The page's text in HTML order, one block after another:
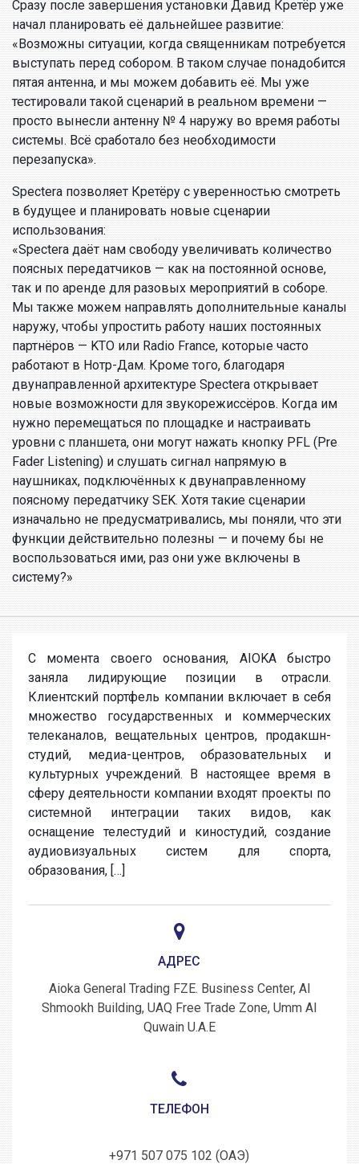
Сразу после завершения установки Давид Кретёр уже
начал планировать её дальнейшее развитие:
«Возможны ситуации, когда священникам потребуется
выступать перед собором. В таком случае понадобится
пятая антенна, и мы можем добавить её. Мы уже
тестировали такой сценарий в реальном времени —
просто вынесли антенну № 4 наружу во время работы
системы. Всё сработало без необходимости
перезапуска».
Spectera позволяет Кретёру с уверенностью смотреть
в будущее и планировать новые сценарии
использования:
«Spectera даёт нам свободу увеличивать количество
поясных передатчиков — как на постоянной основе,
так и по аренде для разовых мероприятий в соборе.
Мы также можем направлять дополнительные каналы
наружу, чтобы упростить работу наших постоянных
партнёров — KTO или Radio France, которые часто
работают в Нотр-Дам. Кроме того, благодаря
двунаправленной архитектуре Spectera открывает
новые возможности для звукорежиссёров. Когда им
нужно перемещаться по площадке и настраивать
уровни с планшета, они могут нажать кнопку PFL (Pre
Fader Listening) и слушать сигнал напрямую в
наушниках, подключённых к двунаправленному
поясному передатчику SEK. Хотя такие сценарии
изначально не предусматривались, мы поняли, что эти
функции действительно полезны — и почему бы не
воспользоваться ими, раз они уже включены в
систему?»
С момента своего основания, AIOKA быстро
заняла лидирующие позиции в отрасли.
Клиентский портфель компании включает в себя
множество государственных и коммерческих
телеканалов, вещательных центров, продакшн-
студий, медиа-центров, образовательных и
культурных учреждений. В настоящее время в
сферу деятельности компании входят проекты по
системной интеграции таких видов, как
оснащение телестудий и киностудий, создание
аудиовизуальных систем для спорта,
образования, […]
АДРЕС
Aioka General Trading FZE. Business Center, Al
Shmookh Building, UAQ Free Trade Zone, Umm Al
Quwain U.A.E
ТЕЛЕФОН
+971 507 075 102 (ОАЭ)